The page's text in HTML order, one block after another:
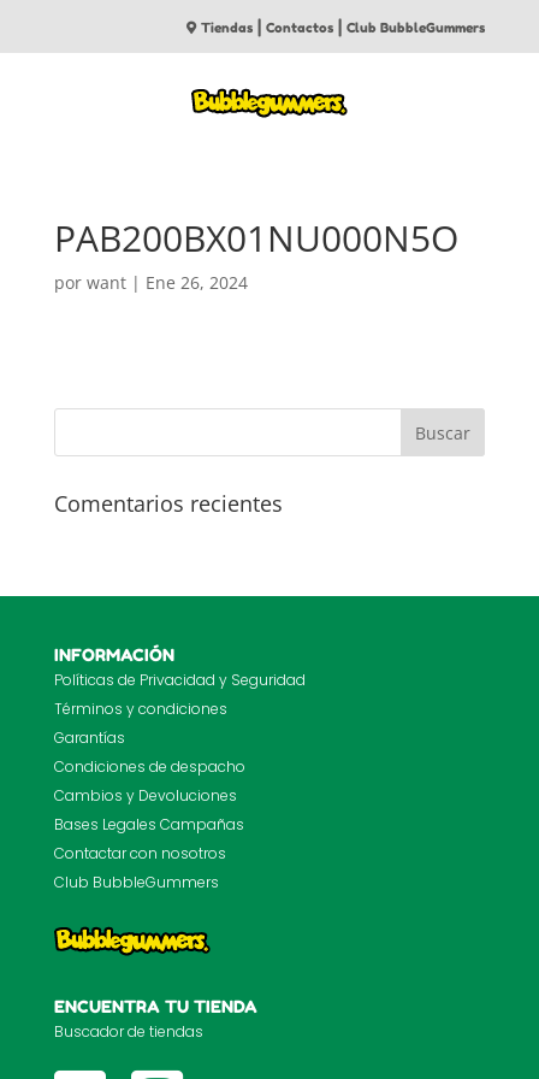
Tiendas |Contactos |Club BubbleGummers
PAB200BX01NU000N5O
por want| Ene 26, 2024
Comentarios recientes
INFORMACIÓN
Políticas de Privacidad y Seguridad
Términos y condiciones
Garantías
Condiciones de despacho
Cambios y Devoluciones
Bases Legales Campañas
Contactar con nosotros
Club BubbleGummers
ENCUENTRA TU TIENDA
Buscador de tiendas